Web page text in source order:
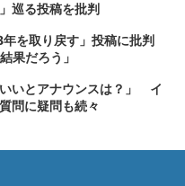
巡る投稿を批判
年を取り戻す」投稿に批判
果だろう」
いいとアナウンスは？」 イ
問に疑問も続々